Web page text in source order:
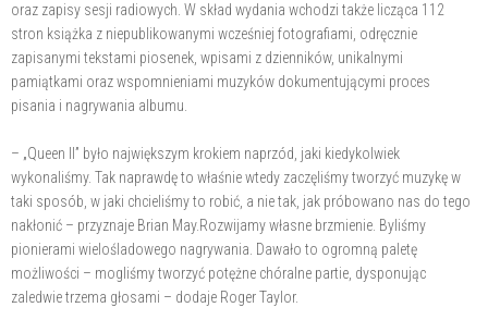
oraz zapisy sesji radiowych. W skład wydania wchodzi także licząca 112
stron książka z niepublikowanymi wcześniej fotografiami, odręcznie
zapisanymi tekstami piosenek, wpisami z dzienników, unikalnymi
pamiątkami oraz wspomnieniami muzyków dokumentującymi proces
pisania i nagrywania albumu.
– „Queen II” było największym krokiem naprzód, jaki kiedykolwiek
wykonaliśmy. Tak naprawdę to właśnie wtedy zaczęliśmy tworzyć muzykę w
taki sposób, w jaki chcieliśmy to robić, a nie tak, jak próbowano nas do tego
nakłonić – przyznaje Brian May.Rozwijamy własne brzmienie. Byliśmy
pionierami wielośladowego nagrywania. Dawało to ogromną paletę
możliwości – mogliśmy tworzyć potężne chóralne partie, dysponując
zaledwie trzema głosami – dodaje Roger Taylor.